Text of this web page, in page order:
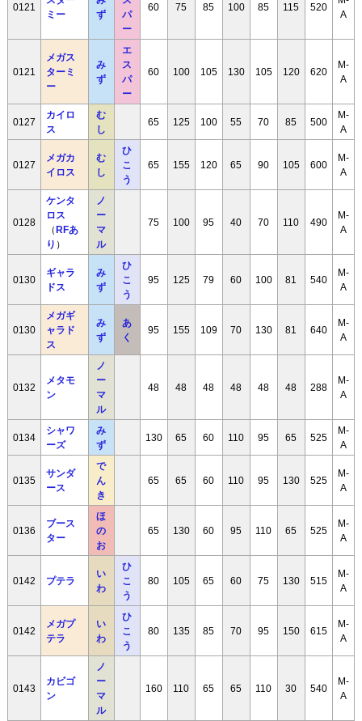
0121
ミー
ず
パ
ー
60 75 85 100 85 115 520
A
0121
メガス
ターミ
ー
み
ず
エ
ス
パ
ー
60 100 105 130 105 120 620
M-
A
0127
カイロ
ス
む
し
65 125 100 55 70 85 500
M-
A
0127
メガカ
イロス
む
し
ひ
こ
う
65 155 120 65 90 105 600
M-
A
0128
ケンタ
ロス
（ RFあ
り ）
ノ
ー
マ
ル
75 100 95 40 70 110 490
M-
A
0130
ギャラ
ドス
み
ず
ひ
こ
う
95 125 79 60 100 81 540
M-
A
0130
メガギ
ャラド
ス
み
ず
あ
く
95 155 109 70 130 81 640
M-
A
0132
メタモ
ン
ノ
ー
マ
ル
48 48 48 48 48 48 288
M-
A
0134
シャワ
ーズ
み
ず
130 65 60 110 95 65 525
M-
A
0135
サンダ
ース
で
ん
き
65 65 60 110 95 130 525
M-
A
0136
ブース
ター
ほ
の
お
65 130 60 95 110 65 525
M-
A
0142 プテラ
い
わ
ひ
こ
う
80 105 65 60 75 130 515
M-
A
0142
メガプ
テラ
い
わ
ひ
こ
う
80 135 85 70 95 150 615
M-
A
0143
カビゴ
ン
ノ
ー
マ
ル
160 110 65 65 110 30 540
M-
A